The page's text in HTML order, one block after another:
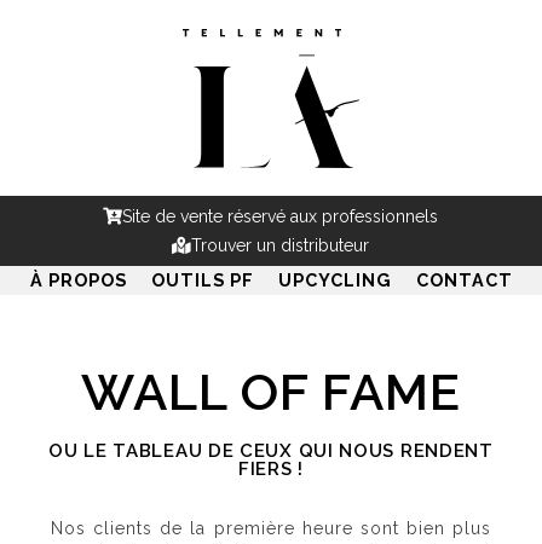
Site de vente réservé aux professionnels
Trouver un distributeur
À PROPOS OUTILS PF UPCYCLING CONTACT
WALL OF FAME
OU LE TABLEAU DE CEUX QUI NOUS RENDENT
FIERS !
Nos clients de la première heure sont bien plus